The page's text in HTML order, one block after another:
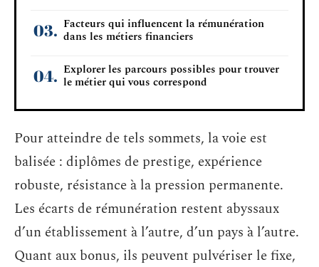
Facteurs qui influencent la rémunération
dans les métiers financiers
Explorer les parcours possibles pour trouver
le métier qui vous correspond
Pour atteindre de tels sommets, la voie est
balisée : diplômes de prestige, expérience
robuste, résistance à la pression permanente.
Les écarts de rémunération restent abyssaux
d’un établissement à l’autre, d’un pays à l’autre.
Quant aux bonus, ils peuvent pulvériser le fixe,